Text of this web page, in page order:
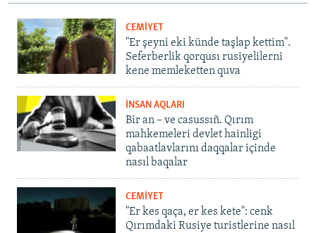
CEMİYET
"Er şeyni eki künde taşlap kettim".
Seferberlik qorqusı rusiyelilerni
kene memleketten quva
İNSAN AQLARI
Bir an – ve casussıñ. Qırım
mahkemeleri devlet hainligi
qabaatlavlarını daqqalar içinde
nasıl baqalar
CEMİYET
"Er kes qaça, er kes kete": cenk
Qırımdaki Rusiye turistlerine nasıl